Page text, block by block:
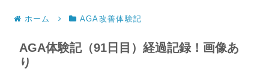
ホーム AGA改善体験記
AGA体験記（91日目）経過記録！画像あ
り